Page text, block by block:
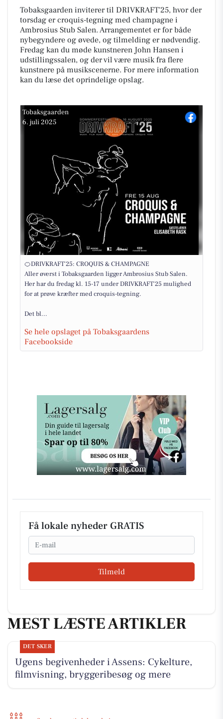
Tobaksgaarden inviterer til DRIVKRAFT'25, hvor der
torsdag er croquis-tegning med champagne i
Ambrosius Stub Salen. Arrangementet er for både
nybegyndere og øvede, og tilmelding er nødvendig.
Fredag kan du møde kunstneren John Hansen i
udstillingssalen, og der vil være musik fra flere
kunstnere på musikscenerne. For mere information
kan du læse det oprindelige opslag.
Tobaksgaarden
6. juli 2025
🍊DRIVKRAFT'25: CROQUIS & CHAMPAGNE
Aller øverst i Tobaksgaarden ligger Ambrosius Stub Salen.
Her har du fredag kl. 15-17 under DRIVKRAFT'25 mulighed
for at prøve kræfter med croquis-tegning.
Det bl...
Se hele opslaget på Tobaksgaardens
Facebookside
Få lokale nyheder GRATIS
Email
Tilmeld
MEST LÆSTE ARTIKLER
DET SKER
Ugens begivenheder i Assens: Cykelture,
filmvisning, bryggeribesøg og mere